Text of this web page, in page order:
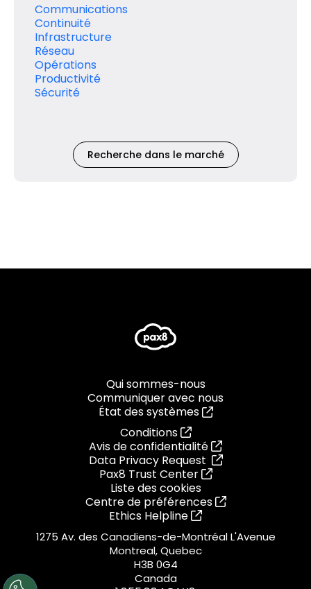
Communications
Continuité
Infrastructure
Réseau
Opérations
Productivité
Sécurité
Recherche dans le marché
Qui sommes-nous
Communiquer avec nous
État des systèmes
Conditions
Avis de confidentialité
Data Privacy Request
Pax8 Trust Center
Liste des cookies
Centre de préférences
Ethics Helpline
1275 Av. des Canadiens-de-Montréal L'Avenue
Montreal, Quebec
H3B 0G4
Canada